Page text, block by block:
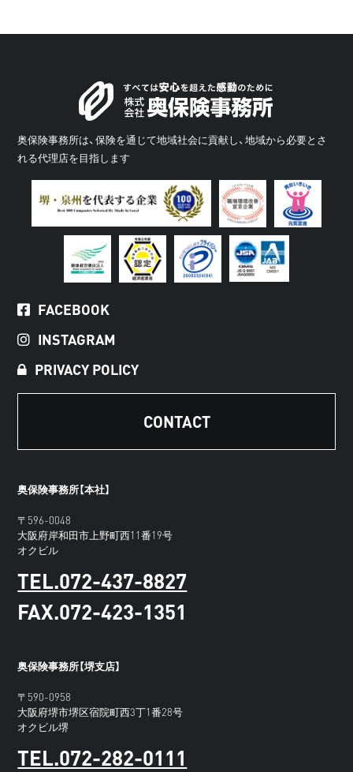
奥保険事務所は、保険を通じて地域社会に貢献し、地域から必要とさ
れる代理店を目指します
FACEBOOK
INSTAGRAM
PRIVACY POLICY
CONTACT
奥保険事務所【本社】
〒596-0048
大阪府岸和田市上野町西11番19号
オクビル
TEL.072-437-8827
FAX.072-423-1351
奥保険事務所【堺支店】
〒590-0958
大阪府堺市堺区宿院町西3丁1番28号
オクビル堺
TEL.072-282-0111